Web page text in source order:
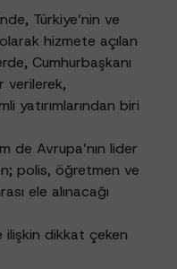
Türkiye’nin ve
hizmete açılan
Cumhurbaşkanı
verilerek,
yatırımlarından biri
de Avrupa’nın lider
polis, öğretmen ve
ele alınacağı
ilişkin dikkat çeken